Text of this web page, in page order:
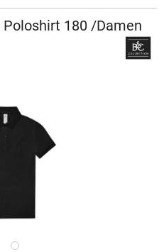
Poloshirt 180 /Damen